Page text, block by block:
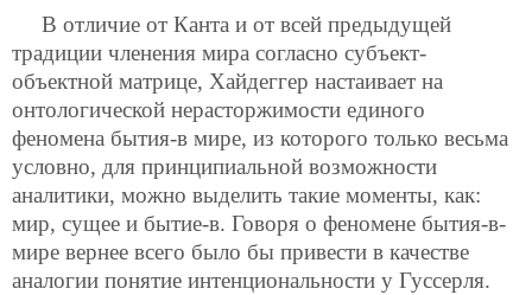
В отличие от Канта и от всей предыдущей
традиции членения мира согласно субъект-
объектной матрице, Хайдеггер настаивает на
онтологической нерасторжимости единого
феномена бытия-в мире, из которого только весьма
условно, для принципиальной возможности
аналитики, можно выделить такие моменты, как:
мир, сущее и бытие-в. Говоря о феномене бытия-в-
мире вернее всего было бы привести в качестве
аналогии понятие интенциональности у Гуссерля.